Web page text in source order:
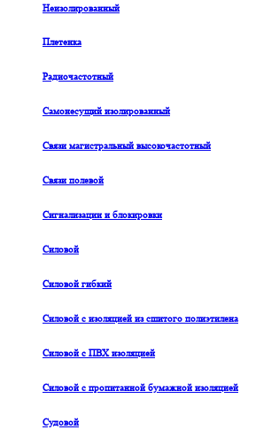
Неизолированный
Плетенка
Радиочастотный
Самонесущий изолированный
Связи магистральный высокочастотный
Связи полевой
Сигнализации и блокировки
Силовой
Силовой гибкий
Силовой с изоляцией из сшитого полиэтилена
Силовой с ПВХ изоляцией
Силовой с пропитанной бумажной изоляцией
Судовой